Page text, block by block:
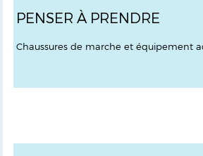
PENSER À PRENDRE
Chaussures de marche et équipement